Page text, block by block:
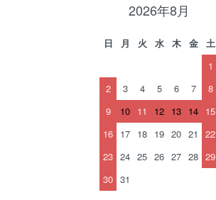
2026年8月
日 月 火 水 木 金
土
1
2
3 4 5 6 7
8
9
10 11 12 13 14 15
16 17 18 19 20 21
22
23 24 25 26 27 28 29
30 31